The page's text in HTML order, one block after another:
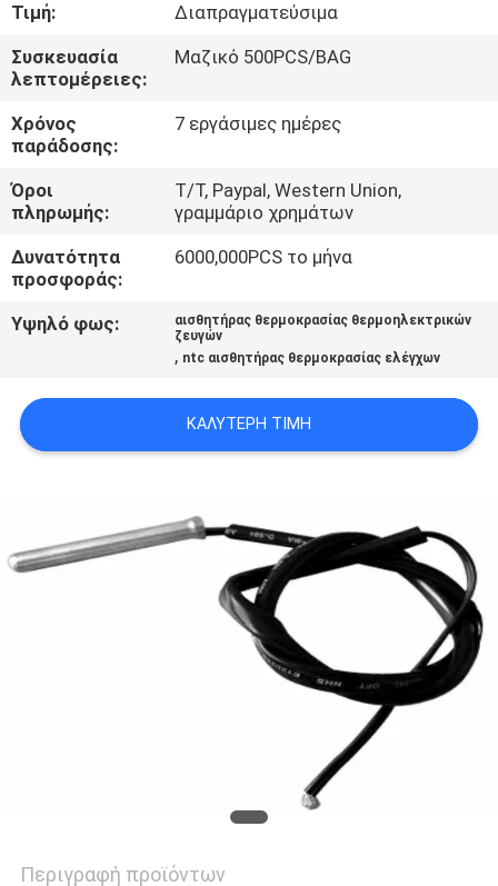
ΠΟΙΟΤΙΚΌΣ
ΈΛΕΓΧΟΣ
ΜΑΣ
ΕΛΆΤΕ
ΣΕ
ΕΠΑΦΉ
ΜΕ
ΈΝΑ
SITEMAP
Τιμή:
Διαπραγματεύσιμα
Συσκευασία
λεπτομέρειες:
Μαζικό 500PCS/BAG
Χρόνος
παράδοσης:
7 εργάσιμες ημέρες
Όροι
πληρωμής:
T/T, Paypal, Western Union,
γραμμάριο χρημάτων
Δυνατότητα
προσφοράς:
6000,000PCS το μήνα
Υψηλό φως:
αισθητήρας θερμοκρασίας θερμοηλεκτρικών
ζευγών
, ntc αισθητήρας θερμοκρασίας ελέγχων
ΚΑΛΎΤΕΡΗ ΤΙΜΉ
Περιγραφή προϊόντων